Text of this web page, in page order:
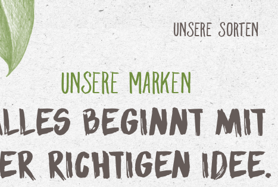
Unsere Sorten
Unsere Marken
beginnt mit
richtigen Idee.